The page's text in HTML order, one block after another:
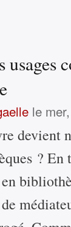
usages
le
devient
? En